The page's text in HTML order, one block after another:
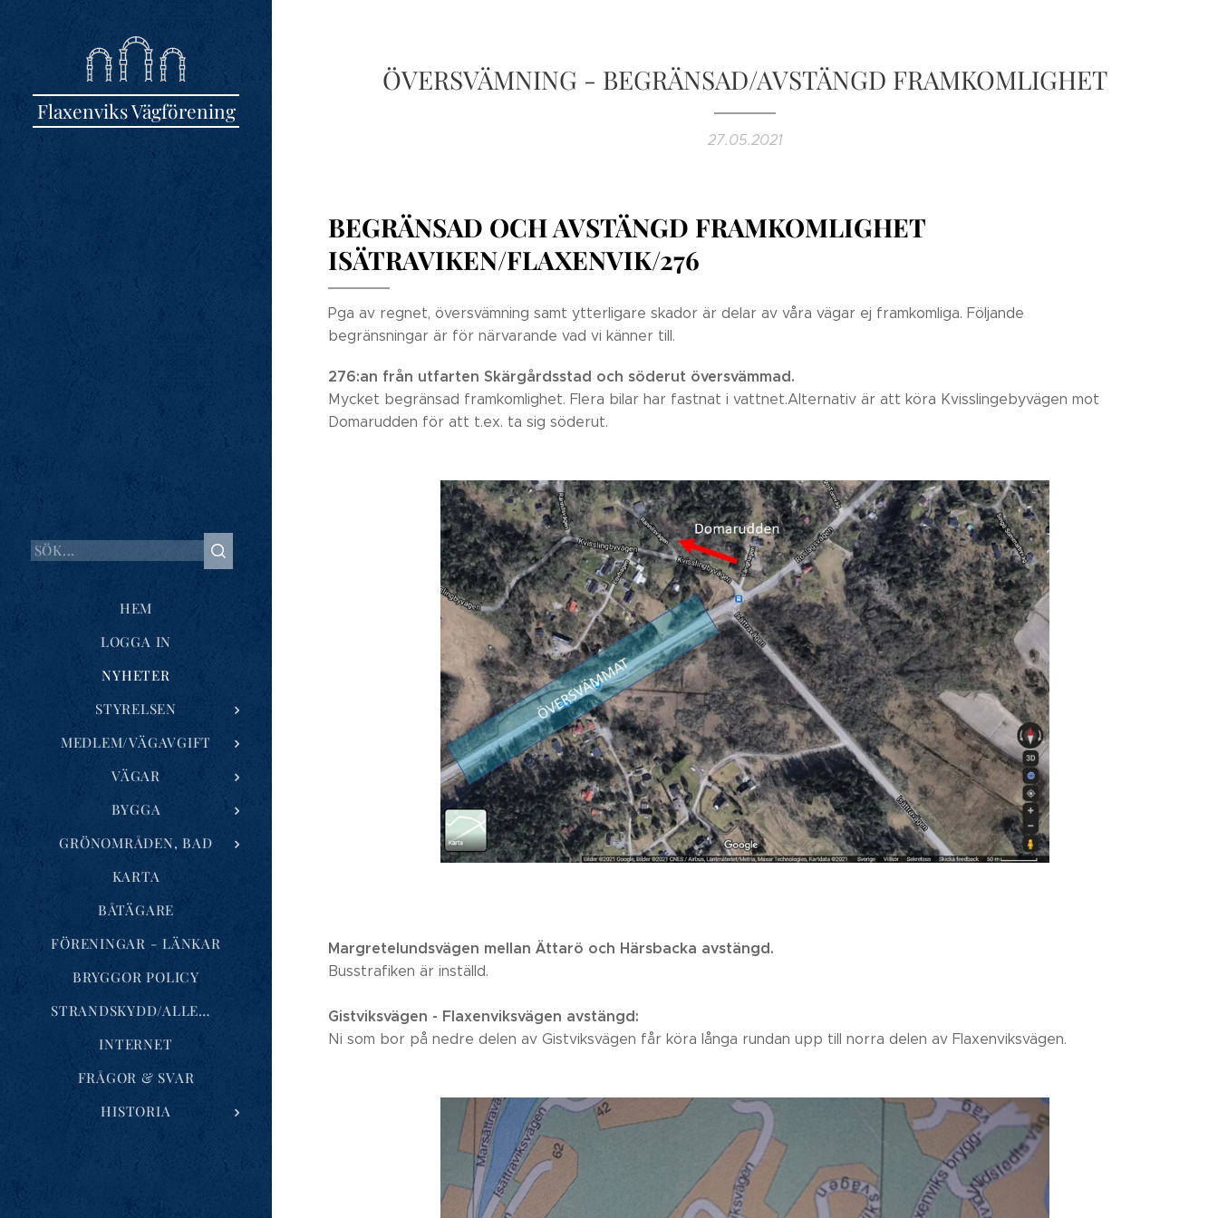
Flaxenviks Vägförening
HEM
LOGGA IN
NYHETER
STYRELSEN
MEDLEM/VÄGAVGIFT
VÄGAR
BYGGA
GRÖNOMRÅDEN, BAD
KARTA
BÅTÄGARE
FÖRENINGAR - LÄNKAR
BRYGGOR POLICY
STRANDSKYDD/ALLEMANSRÄTTEN
INTERNET
FRÅGOR & SVAR
HISTORIA
ÖVERSVÄMNING - BEGRÄNSAD/AVSTÄNGD FRAMKOMLIGHET
27.05.2021
BEGRÄNSAD OCH AVSTÄNGD FRAMKOMLIGHET
ISÄTRAVIKEN/FLAXENVIK/276
Pga av regnet, översvämning samt ytterligare skador är delar av våra vägar ej framkomliga. Följande
begränsningar är för närvarande vad vi känner till.
276:an från utfarten Skärgårdsstad och söderut översvämmad.
Mycket begränsad framkomlighet. Flera bilar har fastnat i vattnet.Alternativ är att köra Kvisslingebyvägen mot
Domarudden för att t.ex. ta sig söderut.
Margretelundsvägen mellan Ättarö och Härsbacka avstängd.
Busstrafiken är inställd.
Gistviksvägen - Flaxenviksvägen avstängd:
Ni som bor på nedre delen av Gistviksvägen får köra långa rundan upp till norra delen av Flaxenviksvägen.